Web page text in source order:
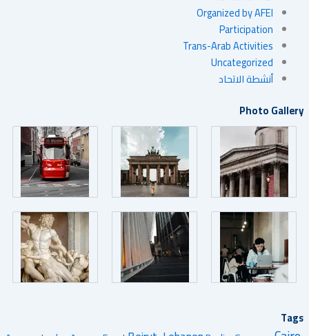
Organized by AFEI
Participation
Trans-Arab Activities
Uncategorized
أنشطة الاتحاد
Photo Gallery
Tags